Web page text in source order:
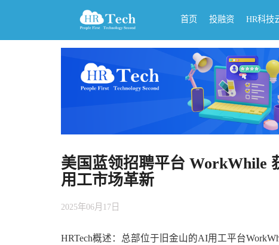
首页 投融资 HR科技
美国蓝领招聘平台 WorkWhile
用工市场革新
2025年06月17日
HRTech概述：总部位于旧金山的AI用工平台